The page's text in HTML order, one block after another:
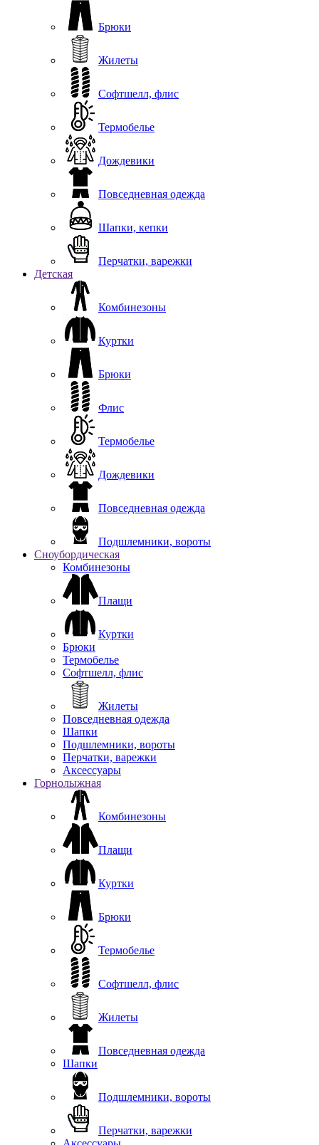
Брюки
Жилеты
Софтшелл, флис
Термобелье
Дождевики
Повседневная одежда
Шапки, кепки
Перчатки, варежки
Детская
Комбинезоны
Куртки
Брюки
Флис
Термобелье
Дождевики
Повседневная одежда
Подшлемники, вороты
Сноубордическая
Комбинезоны
Плащи
Куртки
Брюки
Термобелье
Софтшелл, флис
Жилеты
Повседневная одежда
Шапки
Подшлемники, вороты
Перчатки, варежки
Аксессуары
Горнолыжная
Комбинезоны
Плащи
Куртки
Брюки
Термобелье
Софтшелл, флис
Жилеты
Повседневная одежда
Шапки
Подшлемники, вороты
Перчатки, варежки